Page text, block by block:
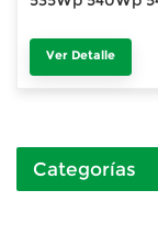
Ver Detalle
Categorías